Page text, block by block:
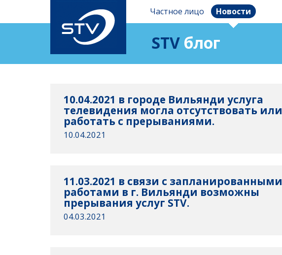
Частное лицо Новости
STV блог
10.04.2021 в городе Вильянди услуга
телевидения могла отсутствовать или
работать с прерываниями.
10.04.2021
11.03.2021 в связи с запланированными
работами в г. Вильянди возможны
прерывания услуг STV.
04.03.2021